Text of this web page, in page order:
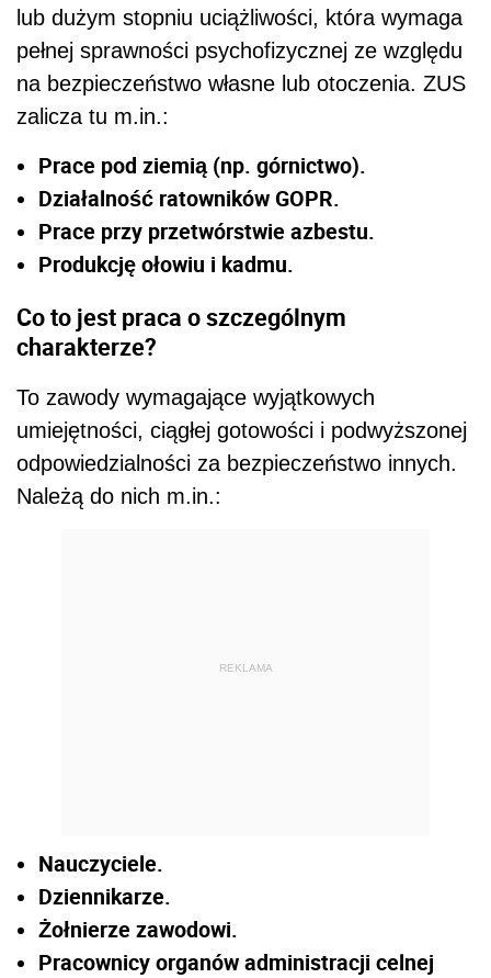
lub dużym stopniu uciążliwości, która wymaga
pełnej sprawności psychofizycznej ze względu
na bezpieczeństwo własne lub otoczenia. ZUS
zalicza tu m.in.:
Prace pod ziemią (np. górnictwo).
Działalność ratowników GOPR.
Prace przy przetwórstwie azbestu.
Produkcję ołowiu i kadmu.
Co to jest praca o szczególnym
charakterze?
To zawody wymagające wyjątkowych
umiejętności, ciągłej gotowości i podwyższonej
odpowiedzialności za bezpieczeństwo innych.
Należą do nich m.in.:
REKLAMA
Nauczyciele.
Dziennikarze.
Żołnierze zawodowi.
Pracownicy organów administracji celnej